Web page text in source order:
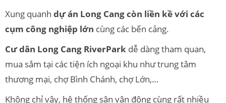
Xung quanh dự án Long Cang còn liền kề với các
cụm công nghiệp lớn cùng các bến cảng.
Cư dân Long Cang RiverPark dễ dàng tham quan,
mua sắm tại các tiện ích ngoại khu như trung tâm
thương mại, chợ Bình Chánh, chợ Lớn,…
Không chỉ vậy, hệ thống sân vận động cùng rất nhiều